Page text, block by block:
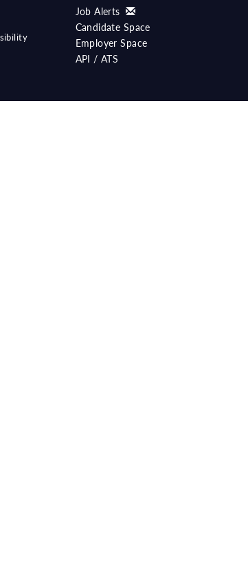
Job Alerts
Candidate Space
Employer Space
API / ATS